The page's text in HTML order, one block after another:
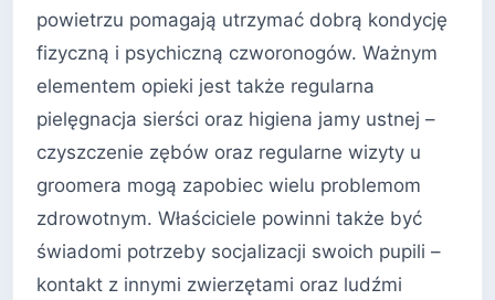
powietrzu pomagają utrzymać dobrą kondycję
fizyczną i psychiczną czworonogów. Ważnym
elementem opieki jest także regularna
pielęgnacja sierści oraz higiena jamy ustnej –
czyszczenie zębów oraz regularne wizyty u
groomera mogą zapobiec wielu problemom
zdrowotnym. Właściciele powinni także być
świadomi potrzeby socjalizacji swoich pupili –
kontakt z innymi zwierzętami oraz ludźmi